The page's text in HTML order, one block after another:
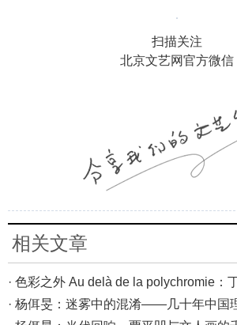
扫描关注
北京文艺网官方微信
相关文章